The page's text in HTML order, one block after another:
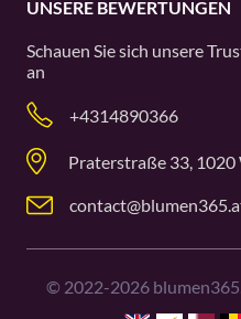
UNSERE BEWERTUNGEN
Schauen Sie sich unsere
an
+4314890366
Praterstraße 33, 1020
© 2022-2026